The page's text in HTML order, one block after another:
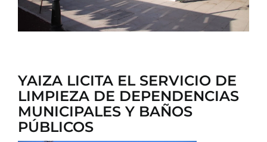
YAIZA LICITA EL SERVICIO DE
LIMPIEZA DE DEPENDENCIAS
MUNICIPALES Y BAÑOS
PÚBLICOS